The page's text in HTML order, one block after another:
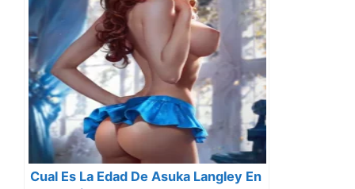
Cual Es La Edad De Asuka Langley En